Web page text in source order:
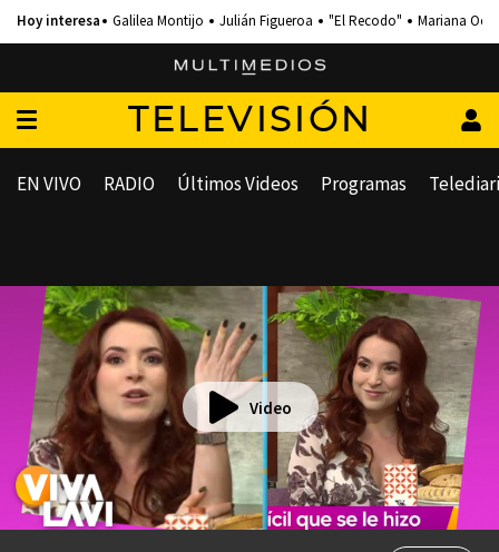
Galilea Montijo Julián Figueroa "El Recodo" Mariana
TELEVISIÓN
EN VIVO RADIO Últimos Videos Programas
Video